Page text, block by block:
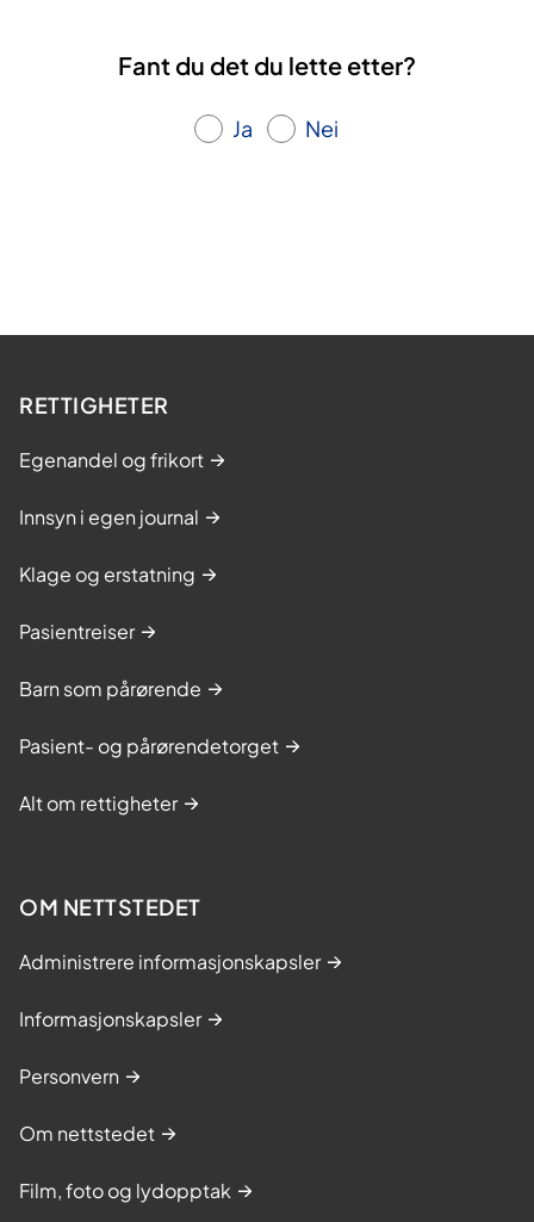
Fant du det du lette etter?
Ja Nei
RETTIGHETER
Egenandel og frikort
Innsyn i egen journal
Klage og erstatning
Pasientreiser
Barn som pårørende
Pasient- og pårørendetorget
Alt om rettigheter
OM NETTSTEDET
Administrere informasjonskapsler
Informasjonskapsler
Personvern
Om nettstedet
Film, foto og lydopptak